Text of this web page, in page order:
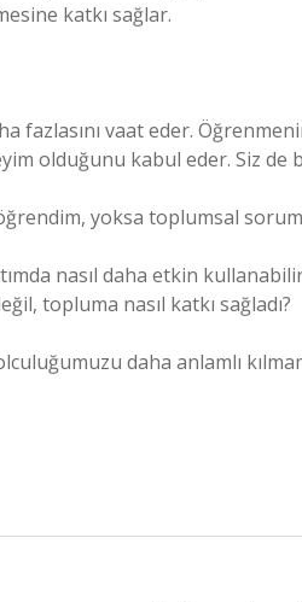
katkı sağlar.
fazlasını vaat eder.
olduğunu kabul eder. Siz de
yoksa toplumsal
nasıl daha etkin
topluma nasıl katkı sağladı?
daha anlamlı